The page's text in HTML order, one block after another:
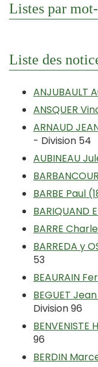
Listes par
Liste des
ANJUBAULT
ANSQUER
ARNAUD
- Division 54
AUBINEAU
BARBE Paul
BARIQUAND
BARRE
BARREDA y
53
BEAURAIN
BEGUET
Division 96
96
BERDIN